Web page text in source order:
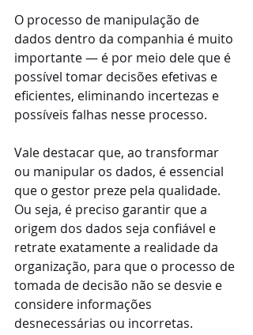
O processo de manipulação de
dados dentro da companhia é muito
importante — é por meio dele que é
possível tomar decisões efetivas e
eficientes, eliminando incertezas e
possíveis falhas nesse processo.
Vale destacar que, ao transformar
ou manipular os dados, é essencial
que o gestor preze pela qualidade.
Ou seja, é preciso garantir que a
origem dos dados seja confiável e
retrate exatamente a realidade da
organização, para que o processo de
tomada de decisão não se desvie e
considere informações
desnecessárias ou incorretas.